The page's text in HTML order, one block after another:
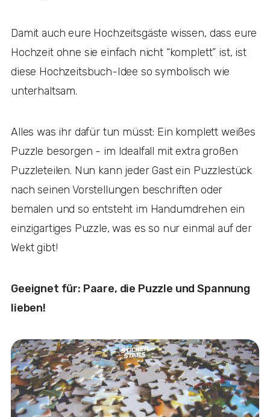
Damit auch eure Hochzeitsgäste wissen, dass eure
Hochzeit ohne sie einfach nicht “komplett” ist, ist
diese Hochzeitsbuch-Idee so symbolisch wie
unterhaltsam.
Alles was ihr dafür tun müsst: Ein komplett weißes
Puzzle besorgen - im Idealfall mit extra großen
Puzzleteilen. Nun kann jeder Gast ein Puzzlestück
nach seinen Vorstellungen beschriften oder
bemalen und so entsteht im Handumdrehen ein
einzigartiges Puzzle, was es so nur einmal auf der
Wekt gibt!
Geeignet für: Paare, die Puzzle und Spannung
lieben!